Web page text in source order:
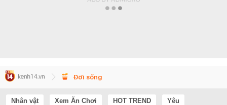
Đời sống
Nhân vật Xem Ăn Chơi HOT TREND Yêu